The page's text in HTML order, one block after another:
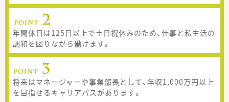
年間休日は125日以上で土日祝休みのため、仕事と私生活の
調和を図りながら働けます。
将来はマネージャーや事業部長として、年収1,000万円以上
を目指せるキャリアパスがあります。